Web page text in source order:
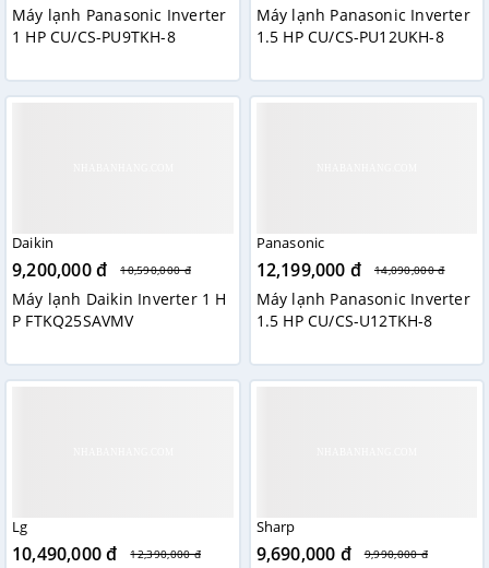
Máy lạnh Panasonic Inverter
1 HP CU/CS-PU9TKH-8
Máy lạnh Panasonic Inverter
1.5 HP CU/CS-PU12UKH-8
Daikin
9,200,000 đ 10,590,000 đ
Máy lạnh Daikin Inverter 1 H
P FTKQ25SAVMV
Panasonic
12,199,000 đ 14,090,000 đ
Máy lạnh Panasonic Inverter
1.5 HP CU/CS-U12TKH-8
Lg
10,490,000 đ 12,390,000 đ
Sharp
9,690,000 đ 9,990,000 đ